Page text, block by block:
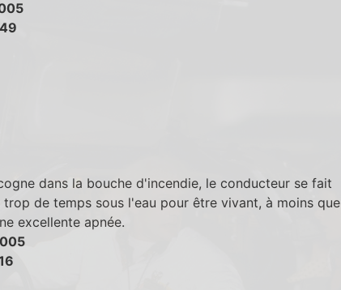
dans la bouche d'incendie, le conducteur se fait
de temps sous l'eau pour être vivant, à moins que
excellente apnée.